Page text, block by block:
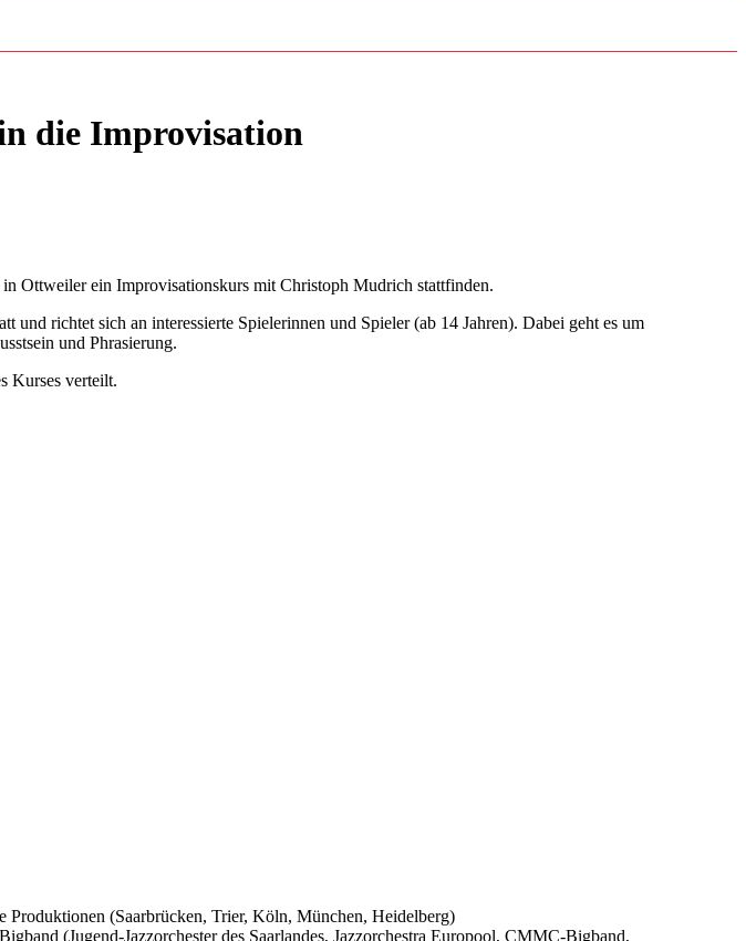
die Improvisation
Ottweiler ein Improvisationskurs mit Christoph Mudrich stattfinden.
und richtet sich an interessierte Spielerinnen und Spieler (ab 14 Jahren). Dabei geht es um
und Phrasierung.
Kurses verteilt.
(Saarbrücken, Trier, Köln, München, Heidelberg)
(Jugend-Jazzorchester des Saarlandes, Jazzorchestra Europool, CMMC-Bigband,